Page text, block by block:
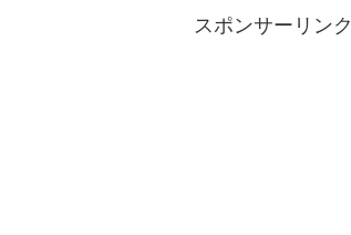
スポンサーリンク